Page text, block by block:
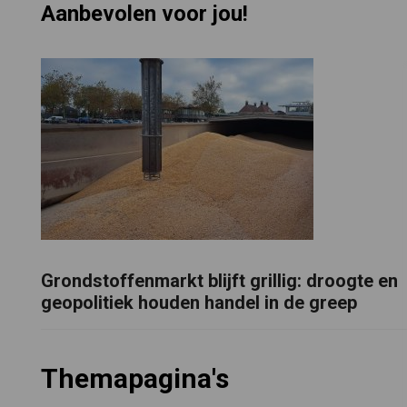
Aanbevolen voor jou!
Grondstoffenmarkt blijft grillig: droogte en
geopolitiek houden handel in de greep
Themapagina's